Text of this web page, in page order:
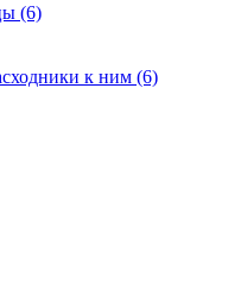
(6)
к ним (6)